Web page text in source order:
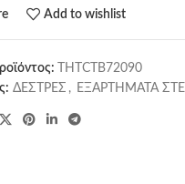
Add to wishlist
THTCTB72090
ΔΕΣΤΡΕΣ , ΕΞΑΡΤΗΜΑΤΑ